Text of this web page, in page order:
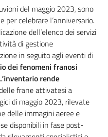
del maggio 2023, sono
celebrare l’anniversario.
dell’elenco dei servizi
di gestione
in seguito agli eventi di
dei fenomeni franosi
rende
frane attivatesi a
di maggio 2023, rilevate
delle immagini aeree e
disponibili in fase post-